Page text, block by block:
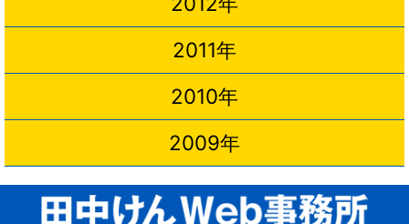
2011年
2010年
2009年